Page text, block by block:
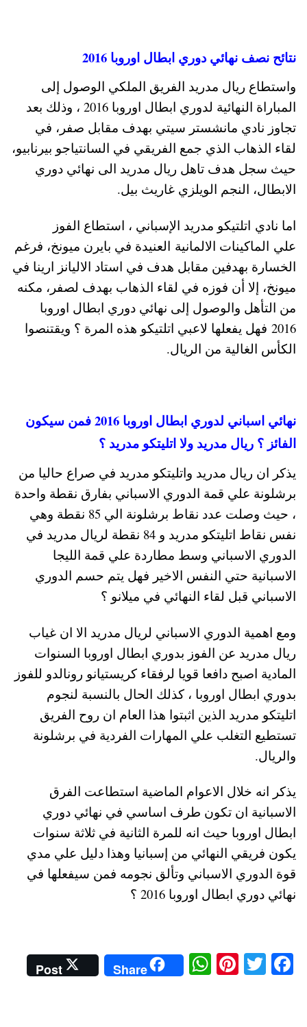
نتائح نصف نهائي دوري ابطال اوروبا 2016
واستطاع ريال مدريد الفريق الملكي الوصول إلى
المباراة النهائية لدوري ابطال اوروبا 2016 ، وذلك بعد
تجاوز نادي مانشستر سيتي بهدف مقابل صفر، في
لقاء الذهاب الذي جمع الفريقي في السانتياجو بيرنابيو،
حيث سجل هدف تاهل ريال مدريد الى نهائي دوري
الابطال، النجم الويلزي غاريث بيل.
اما نادي اتلتيكو مدريد الإسباني ، استطاع الفوز
علي الماكينات الالمانية العنيدة في بايرن ميونخ، فرغم
الخسارة بهدفين مقابل هدف في استاد الاليانز ارينا في
ميونخ، إلا أن فوزه في لقاء الذهاب بهدف لصفر، مكنه
من التأهل والوصول إلى نهائي دوري ابطال اوروبا
2016 فهل يفعلها لاعبي اتلتيكو هذه المرة ؟ ويقتنصوا
الكأس الغالية من الريال.
نهائي اسباني لدوري ابطال اوروبا 2016 فمن سيكون
الفائز ؟ ريال مدريد ولا اتليتكو مدريد ؟
يذكر ان ريال مدريد واتليتكو مدريد في صراع حاليا من
برشلونة علي قمة الدوري الاسباني بفارق نقطة واحدة
، حيث وصلت عدد نقاط برشلونة الي 85 نقطة وهي
نفس نقاط اتليتكو مدريد و 84 نقطة لريال مدريد في
الدوري الاسباني وسط مطاردة علي قمة الليجا
الاسبانية حتي النفس الاخير فهل يتم حسم الدوري
الاسباني قبل لقاء النهائي في ميلانو ؟
ومع اهمية الدوري الاسباني لريال مدريد الا ان غياب
ريال مدريد عن الفوز بدوري ابطال اوروبا السنوات
المادية اصبح دافعا قويا لرفقاء كريستيانو رونالدو للفوز
بدوري ابطال اوروبا ، كذلك الحال بالنسبة لنجوم
اتليتكو مدريد الذين اثبتوا هذا العام ان روح الفريق
تستطيع التغلب علي المهارات الفردية في برشلونة
والريال.
يذكر انه خلال الاعوام الماضية استطاعت الفرق
الاسبانية ان تكون طرف اساسي في نهائي دوري
ابطال اوروبا حيث انه للمرة الثانية في ثلاثة سنوات
يكون فريقي النهائي من إسبانيا وهذا دليل علي مدي
قوة الدوري الاسباني وتألق نجومه فمن سيفعلها في
نهائي دوري ابطال اوروبا 2016 ؟
Fa
T
Pi
W
ha
Share
Post